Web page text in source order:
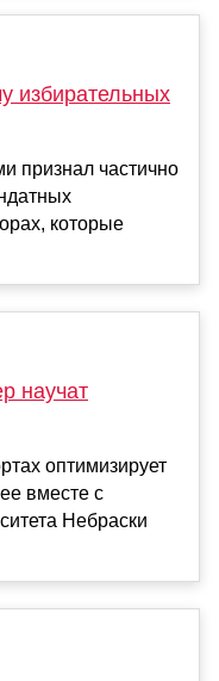
избирательных
признал частично
которые
научат
оптимизирует
вместе с
Небраски